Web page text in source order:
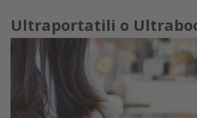
Ultraportatili o